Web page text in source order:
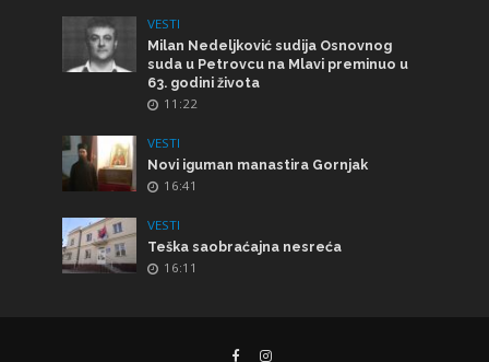
VESTI
Milan Nedeljković sudija Osnovnog
suda u Petrovcu na Mlavi preminuo u
63. godini života
11:22
VESTI
Novi iguman manastira Gornjak
16:41
VESTI
Teška saobraćajna nesreća
16:11